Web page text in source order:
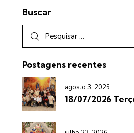
Buscar
Postagens recentes
agosto 3, 2026
18/07/2026